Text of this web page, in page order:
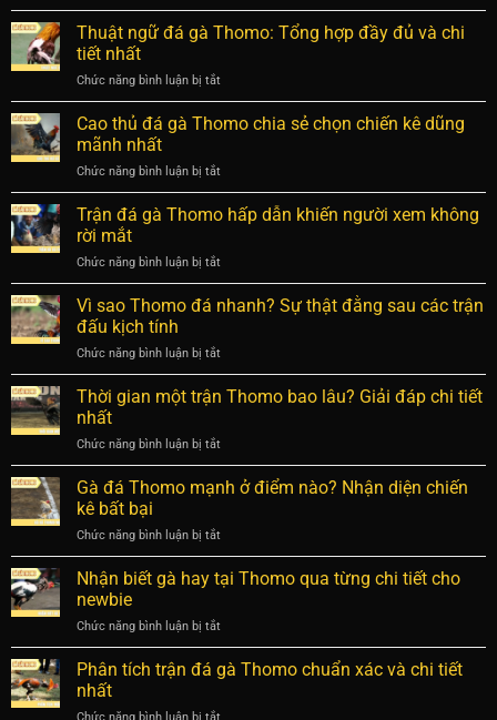
cho
chiến
của
Phúc
Sự
thật
bất
Chiến
thuật
Thomo
chuẩn
từ
dễ
áp
dụng
Thuật ngữ đá gà Thomo: Tổng hợp đầy đủ và chi
tiết nhất
Chức năng bình luận bị tắtở
Thuật
ngữ
Thomo:
Tổng
hợp
và
chi
tiết
Cao thủ đá gà Thomo chia sẻ chọn chiến kê dũng
mãnh nhất
Chức năng bình luận bị tắtở
Cao
thủ
Thomo
chia
sẻ
kê
dũng
mãnh
Trận đá gà Thomo hấp dẫn khiến người xem không
rời mắt
Chức năng bình luận bị tắtở
Trận
đá
hấp
dẫn
khiến
không
rời
mắt
Vì sao Thomo đá nhanh? Sự thật đằng sau các trận
đấu kịch tính
Chức năng bình luận bị tắtở
Vì
sao
nhanh?
Sự
thật
các
trận
đấu
Thời gian một trận Thomo bao lâu? Giải đáp chi tiết
nhất
Chức năng bình luận bị tắtở
Thời
gian
Thomo
bao
lâu?
chi
tiết
nhất
Gà đá Thomo mạnh ở điểm nào? Nhận diện chiến
kê bất bại
Chức năng bình luận bị tắtở
Gà
đá
Thomo
ở
điểm
nào?
Nhận biết gà hay tại Thomo qua từng chi tiết cho
newbie
Chức năng bình luận bị tắtở
Nhận
biết
gà
Phân tích trận đá gà Thomo chuẩn xác và chi tiết
nhất
Chức năng bình luận bị tắtở